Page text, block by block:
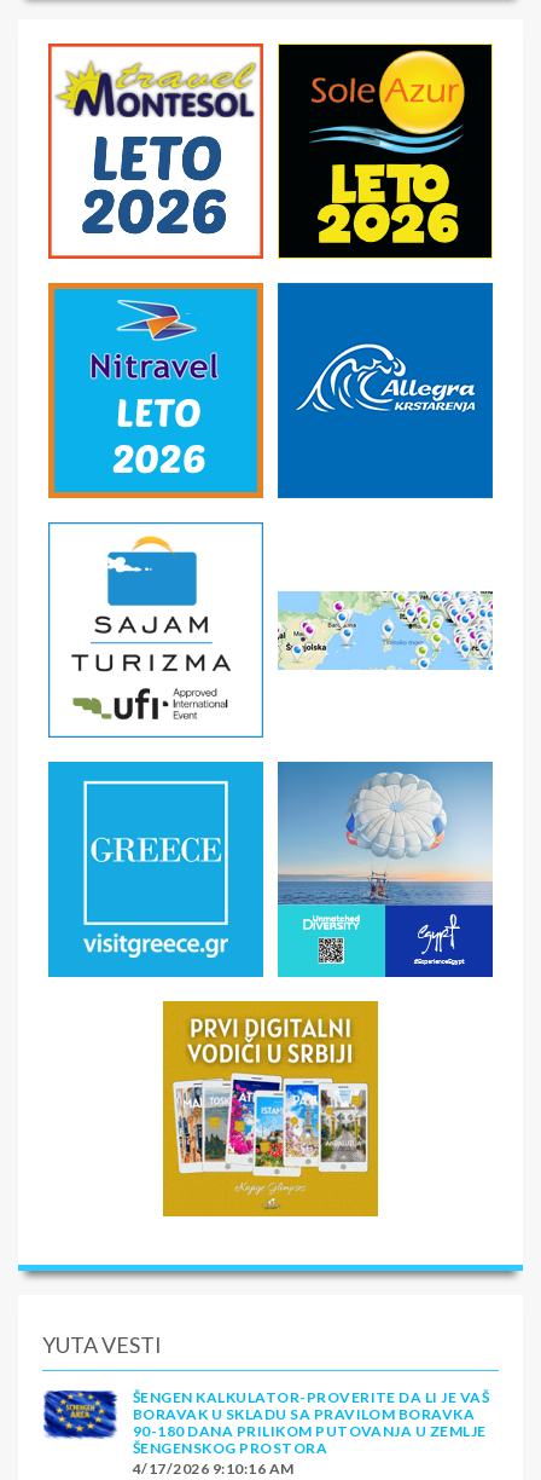
YUTA VESTI
ŠENGEN KALKULATOR-PROVERITE DA LI JE VAŠ
BORAVAK U SKLADU SA PRAVILOM BORAVKA
90-180 DANA PRILIKOM PUTOVANJA U ZEMLJE
ŠENGENSKOG PROSTORA
4/17/2026 9:10:16 AM